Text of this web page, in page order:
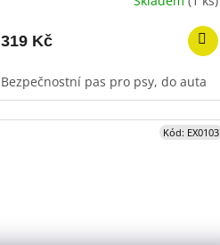
319 Kč
Bezpečnostní pas pro psy, do auta
Kód: EX0103